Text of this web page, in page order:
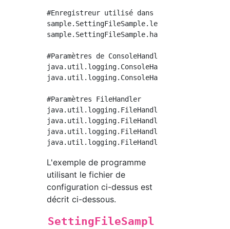
#Enregistreur utilisé dans l'exemple de
sample.SettingFileSample.level=FINE
#Paramètres de ConsoleHandler
java.util.logging.ConsoleHandler.level=INFO
#Paramètres FileHandler
java.util.logging.FileHandler.pattern=C:/
java.util.logging.FileHandler.limit=1000
java.util.logging.FileHandler.count=1
L'exemple de programme
utilisant le fichier de
configuration ci-dessus est
décrit ci-dessous.
SettingFileSampl